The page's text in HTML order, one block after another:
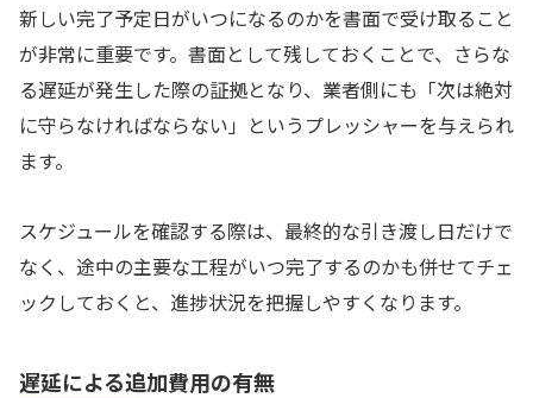
新しい完了予定日がいつになるのかを書面で受け取ること
が非常に重要です。書面として残しておくことで、さらな
る遅延が発生した際の証拠となり、業者側にも「次は絶対
に守らなければならない」というプレッシャーを与えられ
ます。
スケジュールを確認する際は、最終的な引き渡し日だけで
なく、途中の主要な工程がいつ完了するのかも併せてチェ
ックしておくと、進捗状況を把握しやすくなります。
遅延による追加費用の有無